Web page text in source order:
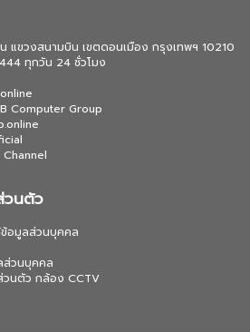
แขวงสนามบิน เขตดอนเมือง กรุงเทพฯ 10210
ทุกวัน 24 ชั่วโมง
Computer Group
Channel
วนตัว
ข้อมูลส่วนบุคคล
ส่วนบุคคล
วนตัว กล้อง CCTV